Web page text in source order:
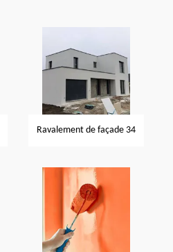
Ravalement de façade 34